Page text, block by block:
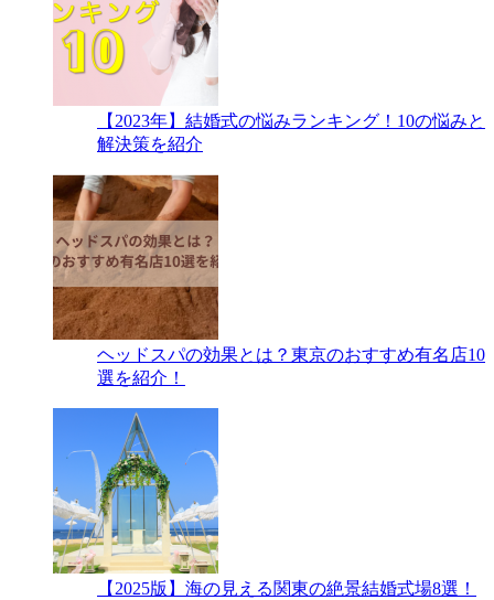
【2023年】結婚式の悩みランキング！10の悩みと
解決策を紹介
ヘッドスパの効果とは？東京のおすすめ有名店10
選を紹介！
【2025版】海の見える関東の絶景結婚式場8選！